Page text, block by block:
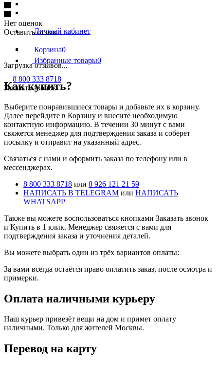
Личный кабинет
Корзина0
Избранные товары0
8 800 333 8718
Заказать звонок
Нет оценок
Оставить отзыв
Загрузка отзывов...
Как купить?
Выберите понравившиеся товары и добавьте их в корзину.
Далее перейдите в Корзину и внесите необходимую
контактную информацию. В течении 30 минут с вами
свяжется менеджер для подтверждения заказа и соберет
посылку и отправит на указанный адрес.
Cвязаться с нами и оформить заказа по телефону или в
мессенджерах.
8 800 333 8718 или 8 926 121 21 59
НАПИСАТЬ В TELEGRAM или НАПИСАТЬ
WHATSAPP
Также вы можете воспользоваться кнопками Заказать звонок
и Купить в 1 клик. Менеджер свяжется с вами для
подтверждения заказа и уточнения деталей.
Вы можете выбрать один из трёх вариантов оплаты:
За вами всегда остаётся право оплатить заказ, после осмотра и
примерки.
Оплата наличными курьеру
Наш курьер привезёт вещи на дом и примет оплату
наличными. Только для жителей Москвы.
Перевод на карту